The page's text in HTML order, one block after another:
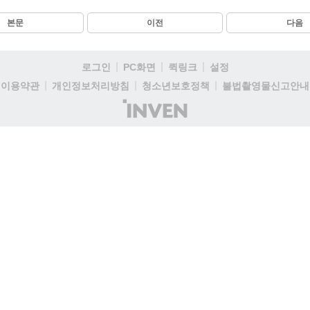
본문 이전 다음
로그인 PC화면 퀵링크
설정
이용약관
개인정보처리방침 청소년보호정책
불법촬영물신고안내
(주)
인